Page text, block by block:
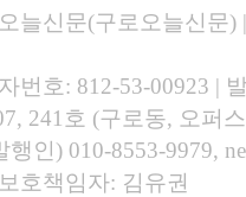
늘신문(구로오늘신문)
번호: 812-53-00923 |
241호 (구로동, 오퍼
인) 010-8553-9979,
호책임자: 김유권